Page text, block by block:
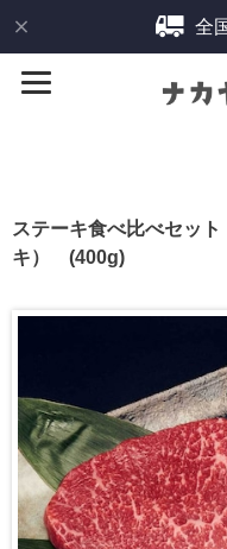
全
ステーキ食べ比べセッ
キ） (400g)